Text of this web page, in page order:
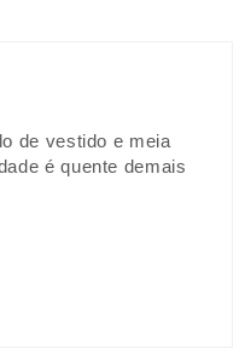
de vestido e meia
é quente demais